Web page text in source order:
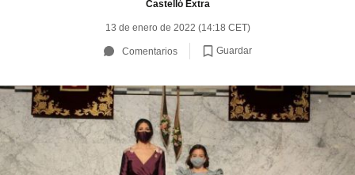
Castelló Extra
13 de enero de 2022 (14:18 CET)
Comentarios Guardar